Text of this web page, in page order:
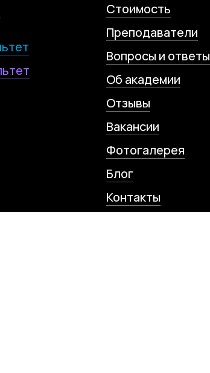
Стоимость
Преподаватели
Вопросы и ответы
Об академии
Отзывы
Вакансии
Фотогалерея
Блог
Контакты